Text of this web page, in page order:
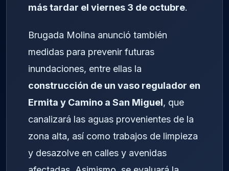
más tardar el viernes 3 de octubre.
Brugada Molina anunció también
medidas para prevenir futuras
inundaciones, entre ellas la
construcción de un vaso regulador en
Ermita y Camino a San Miguel, que
canalizará las aguas provenientes de la
zona alta, así como trabajos de limpieza
y desazolve en calles y avenidas